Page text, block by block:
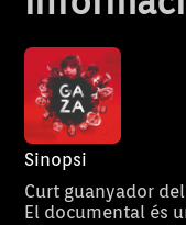
Sinopsi
Curt guanyador
El documental és